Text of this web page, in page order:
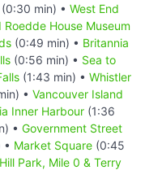
(0:30 min) • West End
Roedde House Museum
(0:49 min) • Britannia
(0:56 min) • Sea to
(1:43 min) • Whistler
• Vancouver Island
Inner Harbour (1:36
• Government Street
• Market Square (0:45
Park, Mile 0 & Terry